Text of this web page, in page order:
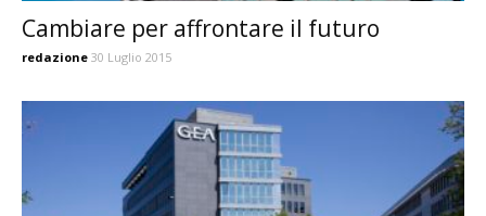
Cambiare per affrontare il futuro
redazione 30 Luglio 2015